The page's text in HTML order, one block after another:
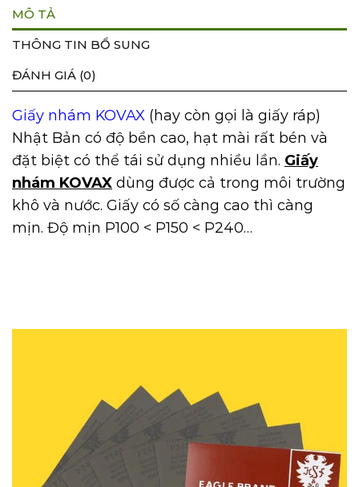
MÔ TẢ
THÔNG TIN BỔ SUNG
ĐÁNH GIÁ (0)
Giấy nhám KOVAX (hay còn gọi là giấy ráp)
Nhật Bản có độ bền cao, hạt mài rất bén và
đặt biệt có thể tái sử dụng nhiều lần. Giấy
nhám KOVAX dùng được cả trong môi trường
khô và nước. Giấy có số càng cao thì càng
mịn. Độ mịn P100 < P150 < P240…